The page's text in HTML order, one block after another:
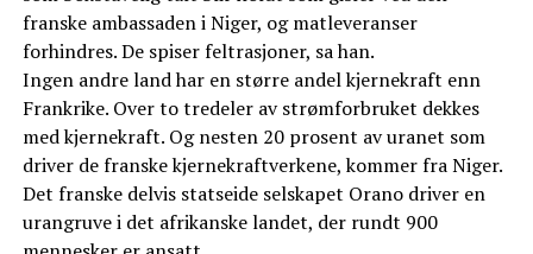
franske ambassaden i Niger, og matleveranser
forhindres. De spiser feltrasjoner, sa han.
Ingen andre land har en større andel kjernekraft enn
Frankrike. Over to tredeler av strømforbruket dekkes
med kjernekraft. Og nesten 20 prosent av uranet som
driver de franske kjernekraftverkene, kommer fra Niger.
Det franske delvis statseide selskapet Orano driver en
urangruve i det afrikanske landet, der rundt 900